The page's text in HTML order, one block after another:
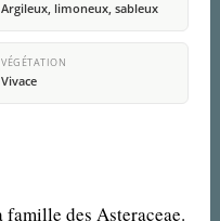
Argileux, limoneux, sableux
VÉGÉTATION
Vivace
des Asteraceae.